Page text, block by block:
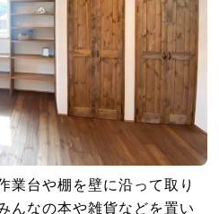
業台や棚を壁に沿って取り
んなの本や雑貨などを置い